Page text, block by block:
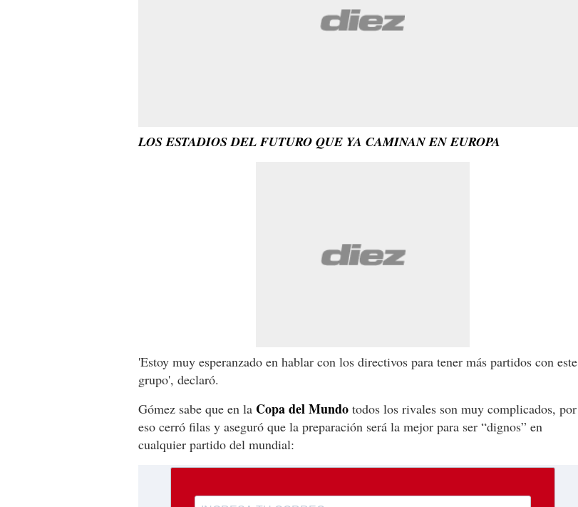
LOS ESTADIOS DEL FUTURO QUE YA CAMINAN EN EUROPA
'Estoy muy esperanzado en hablar con los directivos para tener más partidos con este
grupo', declaró.
Gómez sabe que en la Copa del Mundo todos los rivales son muy complicados, por
eso cerró filas y aseguró que la preparación será la mejor para ser “dignos” en
cualquier partido del mundial: